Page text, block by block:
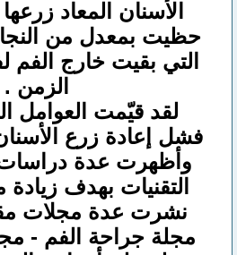
حظيت بمعدل من
التي بقيت خارج الفم
الزمن .
لقد قيّمت العوامل
فشل إعادة زرع
وأظهرت عدة
التقنيات بهدف
نشرت عدة مجلات
مجلة جراحة الفم -